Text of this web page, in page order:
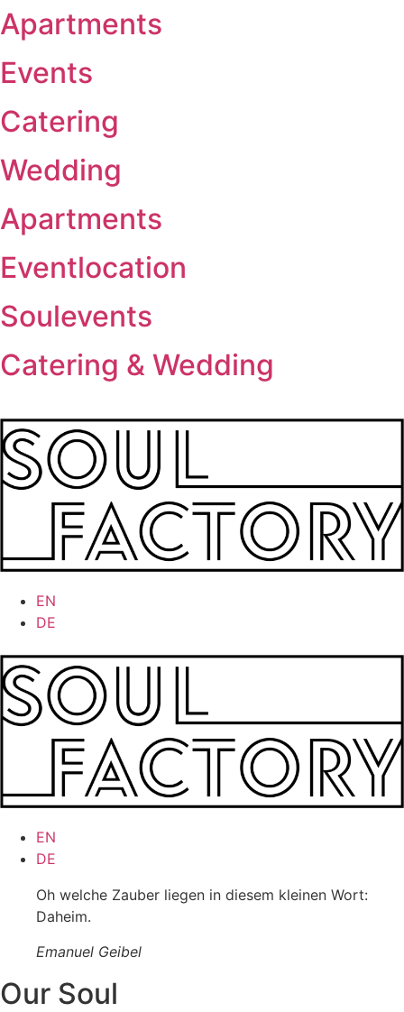
Apartments
Events
Catering
Wedding
Apartments
Eventlocation
Soulevents
Catering & Wedding
EN
DE
EN
DE
Oh welche Zauber liegen in diesem kleinen Wort:
Daheim.
Emanuel Geibel
Our Soul